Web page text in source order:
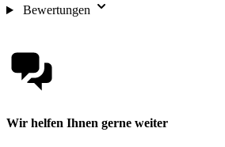
Bewertungen
Wir helfen Ihnen gerne weiter